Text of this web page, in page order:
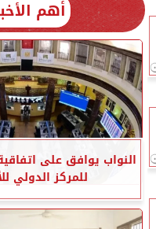
أهم
النواب يوافق على
للمركز الدولي